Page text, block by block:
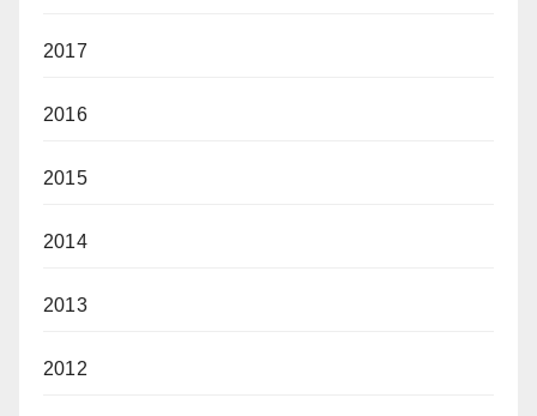
2017
2016
2015
2014
2013
2012